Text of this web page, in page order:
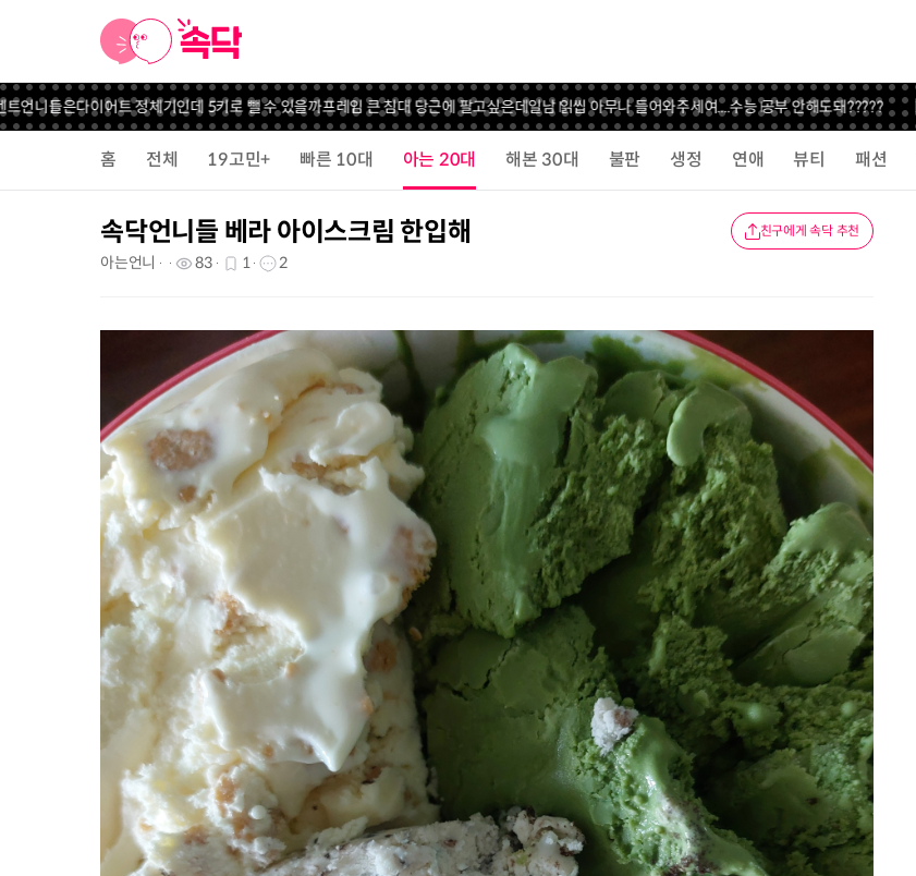
들은다이어트 정체기인데 5키로 뺄 수 있을까프레임 큰 침대 당근에 팔고싶은데일남 읽씹 아무나 들어와주세여....수능 공부 안해도돼?????
홈 전체 19고민+ 빠른 10대 아는 20대 해본 30대 불판 생정 연애 뷰티 패션
속닥언니들 베라 아이스크림 한입해 친구에게 속닥 추천
아는언니 83 1 2